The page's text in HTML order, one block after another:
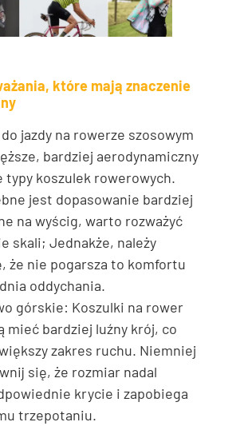
które mają znaczenie
jazdy na rowerze szosowym
bardziej aerodynamiczny
typy koszulek rowerowych.
jest dopasowanie bardziej
na wyścig, warto rozważyć
skali; Jednakże, należy
że nie pogarsza to komfortu
oddychania.
górskie: Koszulki na rower
mieć bardziej luźny krój, co
zakres ruchu. Niemniej
się, że rozmiar nadal
krycie i zapobiega
trzepotaniu.